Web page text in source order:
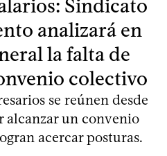
Sindicato
analizará en
la falta de
colectivo
se reúnen desde
alcanzar un convenio
acercar posturas.